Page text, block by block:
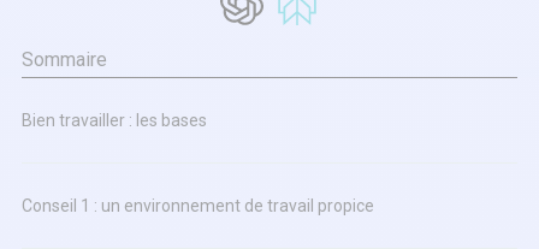
Sommaire
Bien travailler : les bases
Conseil 1 : un environnement de travail propice